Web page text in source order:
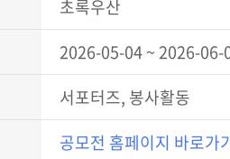
초록우산
2026-05-04 ~ 2026-06-
서포터즈, 봉사활동
공모전 홈페이지 바로가